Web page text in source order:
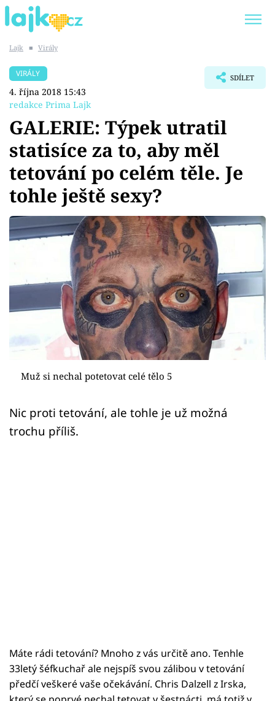
SHOPAHOLICADEL
Témata
Showbyznys
Youtubeři
Virály
Sex a vztahy
Videa
Sledujte prima+
Přihlášení
Sledujte nás
Lajk ■ Virály
VIRÁLY
4. října 2018 15:43
redakce Prima Lajk
SDÍLET
GALERIE: Týpek utratil
statisíce za to, aby měl
tetování po celém těle. Je
tohle ještě sexy?
Muž si nechal potetovat celé tělo 5
Nic proti tetování, ale tohle je už možná
trochu příliš.
Máte rádi tetování? Mnoho z vás určitě ano. Tenhle
33letý šéfkuchař ale nejspíš svou zálibou v tetování
předčí veškeré vaše očekávání. Chris Dalzell z Irska,